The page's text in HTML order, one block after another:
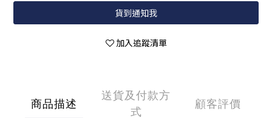
貨到通知我
加入追蹤清單
商品描述
送貨及付款方
式
顧客評價